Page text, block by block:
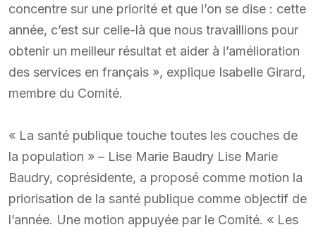
concentre sur une priorité et que l’on se dise : cette
année, c’est sur celle-là que nous travaillions pour
obtenir un meilleur résultat et aider à l’amélioration
des services en français », explique Isabelle Girard,
membre du Comité.
« La santé publique touche toutes les couches de
la population » – Lise Marie Baudry Lise Marie
Baudry, coprésidente, a proposé comme motion la
priorisation de la santé publique comme objectif de
l’année. Une motion appuyée par le Comité. « Les